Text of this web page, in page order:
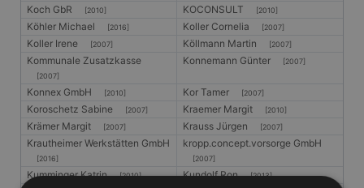
Koch GbR [2010] KOCONSULT [2010]
Köhler Michael [2016] Koller Cornelia [2007]
Koller Irene [2007] Köllmann Martin [2007]
Kommunale Zusatzkasse
[2007]
Konnemann Günter [2007]
Konnex GmbH [2010] Kor Tamer [2007]
Koroschetz Sabine [2007] Kraemer Margit [2010]
Krämer Margit [2007] Krauss Jürgen [2007]
Krautheimer Werkstätten GmbH
[2016]
kropp.concept.vorsorge GmbH
[2007]
Kumminger Katrin[2010] Kundolf Ron[2013]